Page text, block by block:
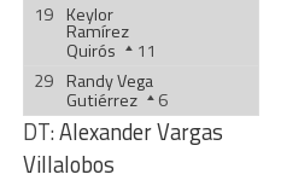
19 Keylor
Ramírez
Quirós
11
29 Randy Vega
Gutiérrez 6
DT:Alexander Vargas
Villalobos